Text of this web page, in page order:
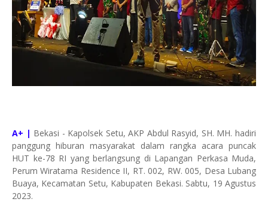
A+ | Bekasi - Kapolsek Setu, AKP Abdul Rasyid, SH. MH. hadiri
panggung hiburan masyarakat dalam rangka acara puncak
HUT ke-78 RI yang berlangsung di Lapangan Perkasa Muda,
Perum Wiratama Residence II, RT. 002, RW. 005, Desa Lubang
Buaya, Kecamatan Setu, Kabupaten Bekasi. Sabtu, 19 Agustus
2023.